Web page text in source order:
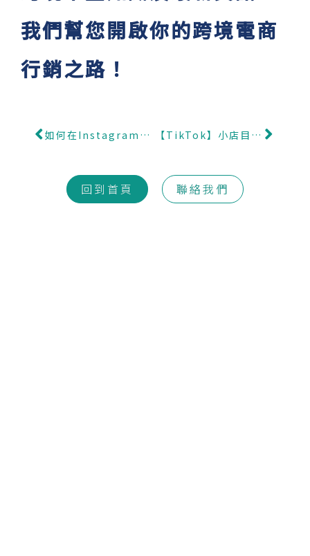
我們幫您開啟你的跨境電商
行銷之路！
如何在Instagram上變現個人篇 【TikTok】小店目前覆蓋英國、印尼、泰國、越南、馬來西亞和菲律賓，怎麼爆單呢？
回到首頁 聯絡我們